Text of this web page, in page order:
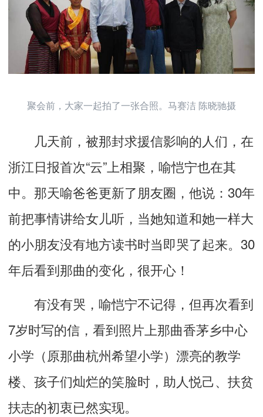
聚会前，大家一起拍了一张合照。马赛洁 陈晓驰摄
几天前，被那封求援信影响的人们，在
浙江日报首次“云”上相聚，喻恺宁也在其
中。那天喻爸爸更新了朋友圈，他说：30年
前把事情讲给女儿听，当她知道和她一样大
的小朋友没有地方读书时当即哭了起来。30
年后看到那曲的变化，很开心！
有没有哭，喻恺宁不记得，但再次看到
7岁时写的信，看到照片上那曲香茅乡中心
小学（原那曲杭州希望小学）漂亮的教学
楼、孩子们灿烂的笑脸时，助人悦己、扶贫
扶志的初衷已然实现。